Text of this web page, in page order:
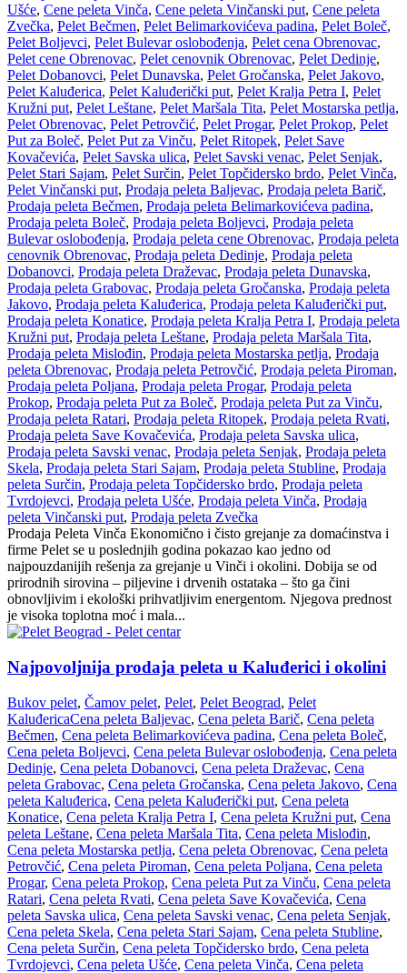
Ušće, Cene peleta Vinča, Cene peleta Vinčanski put, Cene peleta
Zvečka, Pelet Bečmen, Pelet Belimarkovićeva padina, Pelet Boleč,
Pelet Boljevci, Pelet Bulevar oslobođenja, Pelet cena Obrenovac,
Pelet cene Obrenovac, Pelet cenovnik Obrenovac, Pelet Dedinje,
Pelet Dobanovci, Pelet Dunavska, Pelet Gročanska, Pelet Jakovo,
Pelet Kaluđerica, Pelet Kaluđerički put, Pelet Kralja Petra I, Pelet
Kružni put, Pelet Leštane, Pelet Maršala Tita, Pelet Mostarska petlja,
Pelet Obrenovac, Pelet Petrovčić, Pelet Progar, Pelet Prokop, Pelet
Put za Boleč, Pelet Put za Vinču, Pelet Ritopek, Pelet Save
Kovačevića, Pelet Savska ulica, Pelet Savski venac, Pelet Senjak,
Pelet Stari Sajam, Pelet Surčin, Pelet Topčidersko brdo, Pelet Vinča,
Pelet Vinčanski put, Prodaja peleta Baljevac, Prodaja peleta Barič,
Prodaja peleta Bečmen, Prodaja peleta Belimarkovićeva padina,
Prodaja peleta Boleč, Prodaja peleta Boljevci, Prodaja peleta
Bulevar oslobođenja, Prodaja peleta cene Obrenovac, Prodaja peleta
cenovnik Obrenovac, Prodaja peleta Dedinje, Prodaja peleta
Dobanovci, Prodaja peleta Draževac, Prodaja peleta Dunavska,
Prodaja peleta Grabovac, Prodaja peleta Gročanska, Prodaja peleta
Jakovo, Prodaja peleta Kaluđerica, Prodaja peleta Kaluđerički put,
Prodaja peleta Konatice, Prodaja peleta Kralja Petra I, Prodaja peleta
Kružni put, Prodaja peleta Leštane, Prodaja peleta Maršala Tita,
Prodaja peleta Mislođin, Prodaja peleta Mostarska petlja, Prodaja
peleta Obrenovac, Prodaja peleta Petrovčić, Prodaja peleta Piroman,
Prodaja peleta Poljana, Prodaja peleta Progar, Prodaja peleta
Prokop, Prodaja peleta Put za Boleč, Prodaja peleta Put za Vinču,
Prodaja peleta Ratari, Prodaja peleta Ritopek, Prodaja peleta Rvati,
Prodaja peleta Save Kovačevića, Prodaja peleta Savska ulica,
Prodaja peleta Savski venac, Prodaja peleta Senjak, Prodaja peleta
Skela, Prodaja peleta Stari Sajam, Prodaja peleta Stubline, Prodaja
peleta Surčin, Prodaja peleta Topčidersko brdo, Prodaja peleta
Tvrdojevci, Prodaja peleta Ušće, Prodaja peleta Vinča, Prodaja
peleta Vinčanski put, Prodaja peleta Zvečka
Prodaja Peleta Vinča Ekonomično i čisto grejanje za domaćinstva i
firme Pelet se u poslednjih godina pokazao kao jedno od
najpouzdanijih rešenja za grejanje u Vinči i okolini. Dobija se od
prirodnih sirovina – piljevine i drvenih ostataka – što ga čini
obnovljivim i ekološki prihvatljivim energentom. Njegova prednost
je visoka toplotna moć i mala...
Najpovoljnija prodaja peleta u Kaluđerici i okolini
Bukov pelet, Čamov pelet, Pelet, Pelet Beograd, Pelet
KaluđericaCena peleta Baljevac, Cena peleta Barič, Cena peleta
Bečmen, Cena peleta Belimarkovićeva padina, Cena peleta Boleč,
Cena peleta Boljevci, Cena peleta Bulevar oslobođenja, Cena peleta
Dedinje, Cena peleta Dobanovci, Cena peleta Draževac, Cena
peleta Grabovac, Cena peleta Gročanska, Cena peleta Jakovo, Cena
peleta Kaluđerica, Cena peleta Kaluđerički put, Cena peleta
Konatice, Cena peleta Kralja Petra I, Cena peleta Kružni put, Cena
peleta Leštane, Cena peleta Maršala Tita, Cena peleta Mislođin,
Cena peleta Mostarska petlja, Cena peleta Obrenovac, Cena peleta
Petrovčić, Cena peleta Piroman, Cena peleta Poljana, Cena peleta
Progar, Cena peleta Prokop, Cena peleta Put za Vinču, Cena peleta
Ratari, Cena peleta Rvati, Cena peleta Save Kovačevića, Cena
peleta Savska ulica, Cena peleta Savski venac, Cena peleta Senjak,
Cena peleta Skela, Cena peleta Stari Sajam, Cena peleta Stubline,
Cena peleta Surčin, Cena peleta Topčidersko brdo, Cena peleta
Tvrdojevci, Cena peleta Ušće, Cena peleta Vinča, Cena peleta